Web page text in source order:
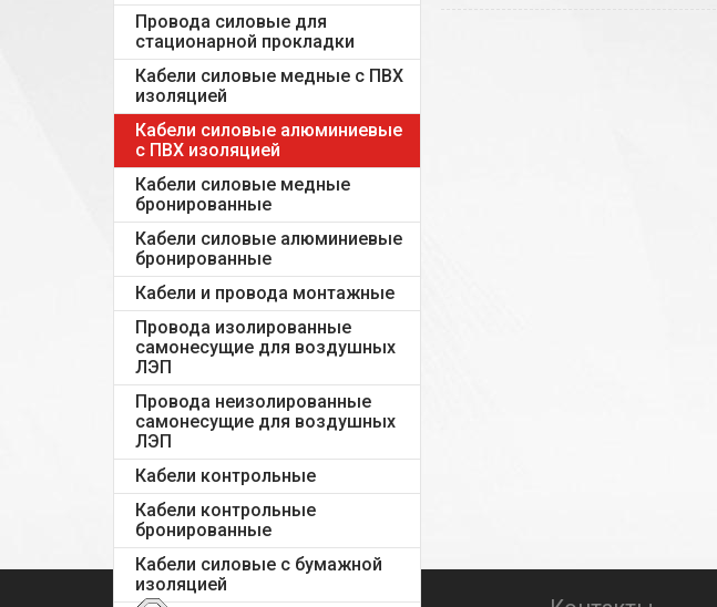
Провода силовые для
стационарной прокладки
Кабели силовые медные с ПВХ
изоляцией
Кабели силовые алюминиевые
с ПВХ изоляцией
Кабели силовые медные
бронированные
Кабели силовые алюминиевые
бронированные
Кабели и провода монтажные
Провода изолированные
самонесущие для воздушных
ЛЭП
Провода неизолированные
самонесущие для воздушных
ЛЭП
Кабели контрольные
Кабели контрольные
бронированные
Кабели силовые с бумажной
изоляцией